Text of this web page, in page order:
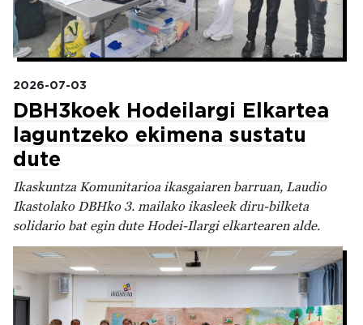
2026-07-03
DBH3koek Hodeilargi Elkartea
laguntzeko ekimena sustatu
dute
Ikaskuntza Komunitarioa ikasgaiaren barruan, Laudio
Ikastolako DBHko 3. mailako ikasleek diru-bilketa
solidario bat egin dute Hodei-Ilargi elkartearen alde.
Irudia